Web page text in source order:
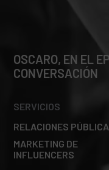
OSCARO, EN EL
CONVERSACIÓN
SERVICIOS
RELACIONES
MARKETING DE
INFLUENCERS